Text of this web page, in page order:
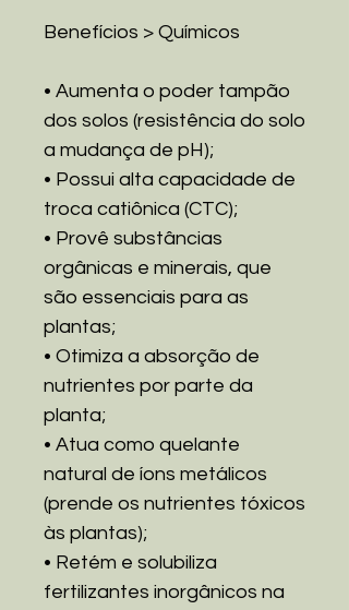
Benefícios > Químicos
• Aumenta o poder tampão
dos solos (resistência do solo
a mudança de pH);
• Possui alta capacidade de
troca catiônica (CTC);
• Provê substâncias
orgânicas e minerais, que
são essenciais para as
plantas;
• Otimiza a absorção de
nutrientes por parte da
planta;
• Atua como quelante
natural de íons metálicos
(prende os nutrientes tóxicos
às plantas);
• Retém e solubiliza
fertilizantes inorgânicos na